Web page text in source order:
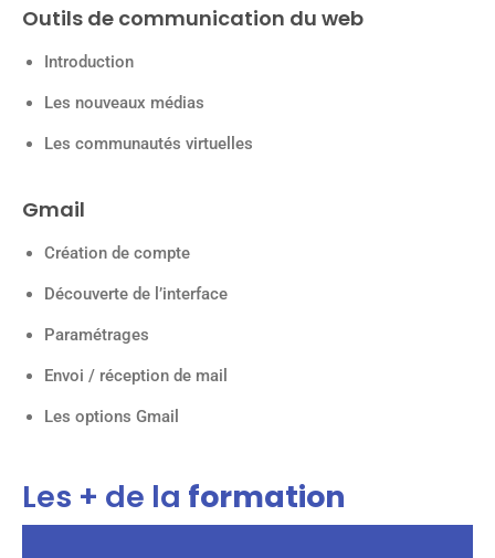
Outils de communication du web
Introduction
Les nouveaux médias
Les communautés virtuelles
Gmail
Création de compte
Découverte de l’interface
Paramétrages
Envoi / réception de mail
Les options Gmail
Les + de la formation